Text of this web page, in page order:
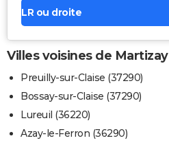
LR ou droite
Villes voisines de Martizay
Preuilly-sur-Claise (37290)
Bossay-sur-Claise (37290)
Lureuil (36220)
Azay-le-Ferron (36290)